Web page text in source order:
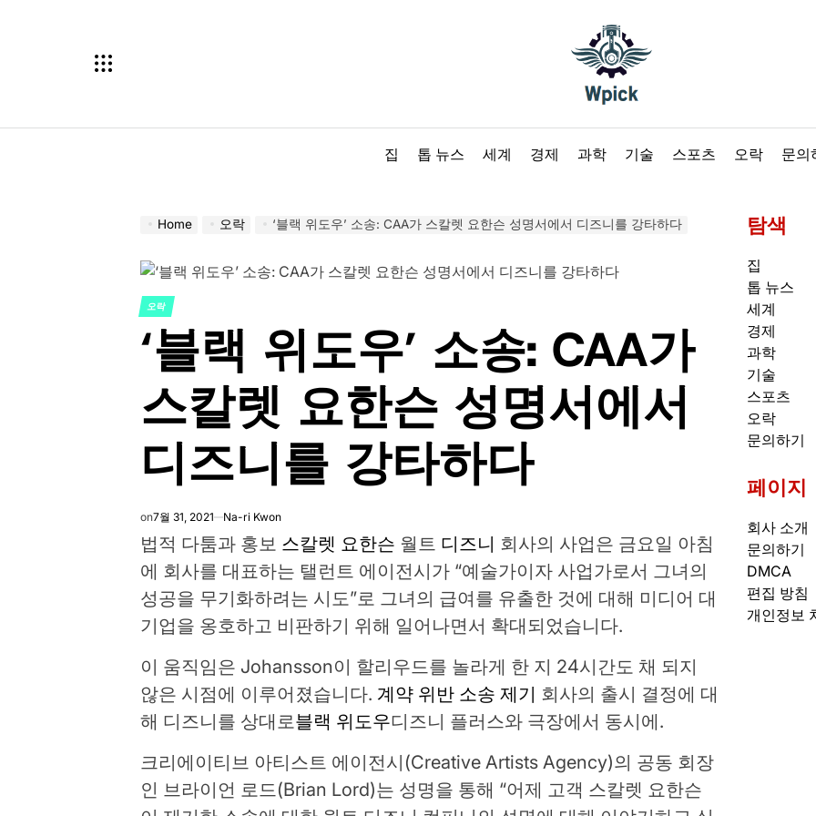
집
톱 뉴스 세계 경제 과학 기술 스포츠 오락 문의
Home 오락 ‘블랙 위도우’ 소송: CAA가 스칼렛 요한슨 성명서에서 디즈니를 강타하다
POSTED
IN
오락
‘블랙 위도우’ 소송: CAA가
스칼렛 요한슨 성명서에서
디즈니를 강타하다
on7월 31, 2021 Na-ri Kwon
법적 다툼과 홍보 스칼렛 요한슨 월트 디즈니 회사의 사업은 금요일 아침
에 회사를 대표하는 탤런트 에이전시가 “예술가이자 사업가로서 그녀의
성공을 무기화하려는 시도”로 그녀의 급여를 유출한 것에 대해 미디어 대
기업을 옹호하고 비판하기 위해 일어나면서 확대되었습니다.
이 움직임은 Johansson이 할리우드를 놀라게 한 지 24시간도 채 되지
않은 시점에 이루어졌습니다. 계약 위반 소송 제기 회사의 출시 결정에 대
해 디즈니를 상대로블랙 위도우디즈니 플러스와 극장에서 동시에.
크리에이티브 아티스트 에이전시(Creative Artists Agency)의 공동 회장
인 브라이언 로드(Brian Lord)는 성명을 통해 “어제 고객 스칼렛 요한슨
탐색
집
톱 뉴스
세계
경제
과학
기술
스포츠
오락
문의하기
페이지
회사 소개
문의하기
DMCA
편집 방침
개인정보